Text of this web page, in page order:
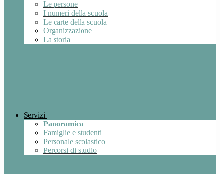
Le persone
I numeri della scuola
Le carte della scuola
Organizzazione
La storia
Servizi
Panoramica
Famiglie e studenti
Personale scolastico
Percorsi di studio